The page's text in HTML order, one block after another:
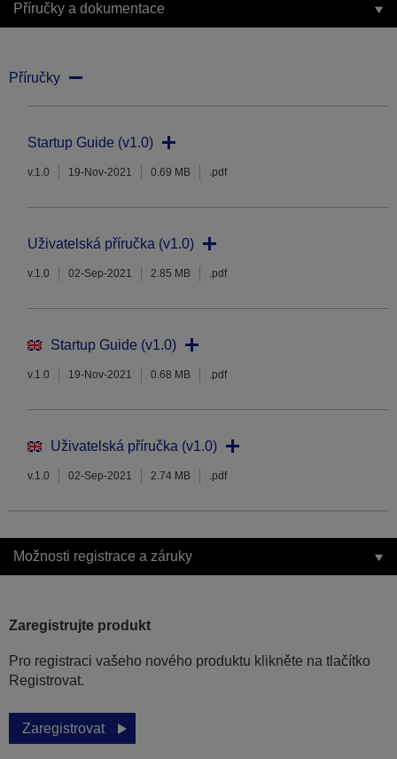
Příručky a dokumentace
Příručky
Startup Guide (v1.0)
v.1.0 19-Nov-2021 0.69 MB .pdf
Uživatelská příručka (v1.0)
v.1.0 02-Sep-2021 2.85 MB .pdf
Startup Guide (v1.0)
v.1.0 19-Nov-2021 0.68 MB .pdf
Uživatelská příručka (v1.0)
v.1.0 02-Sep-2021 2.74 MB .pdf
Možnosti registrace a záruky
Zaregistrujte produkt
Pro registraci vašeho nového produktu klikněte na tlačítko
Registrovat.
Zaregistrovat